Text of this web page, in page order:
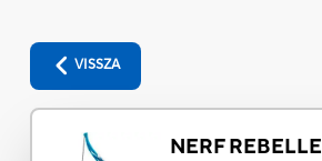
VISSZA
NERF REBELLE